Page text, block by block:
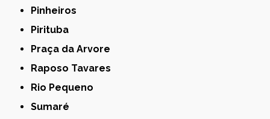
Pinheiros
Pirituba
Praça da Arvore
Raposo Tavares
Rio Pequeno
Sumaré